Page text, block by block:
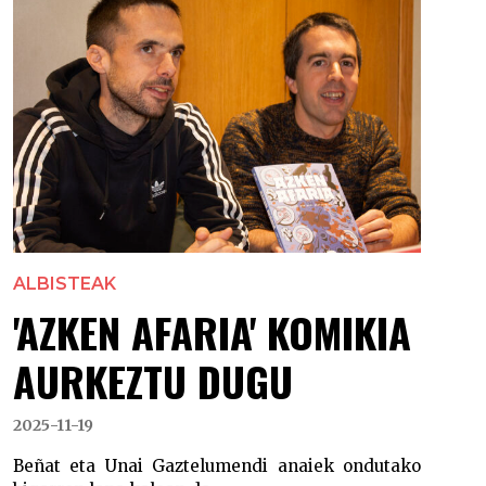
ALBISTEAK
'AZKEN AFARIA' KOMIKIA
AURKEZTU DUGU
2025-11-19
Beñat eta Unai Gaztelumendi anaiek ondutako